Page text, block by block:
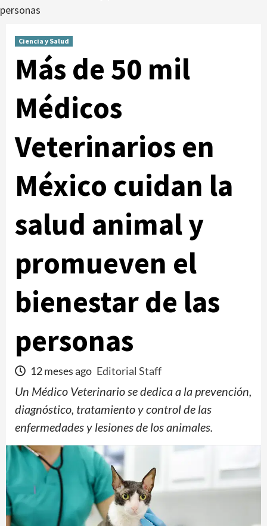
personas
Ciencia y Salud
Más de 50 mil
Médicos
Veterinarios en
México cuidan la
salud animal y
promueven el
bienestar de las
personas
12 meses ago Editorial Staff
Un Médico Veterinario se dedica a la prevención,
diagnóstico, tratamiento y control de las
enfermedades y lesiones de los animales.